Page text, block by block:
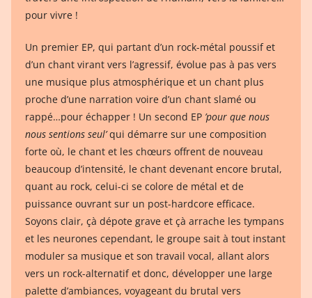
pour vivre !
Un premier EP, qui partant d’un rock-métal poussif et
d’un chant virant vers l’agressif, évolue pas à pas vers
une musique plus atmosphérique et un chant plus
proche d’une narration voire d’un chant slamé ou
rappé…pour échapper ! Un second EP ’pour que nous
nous sentions seul’qui démarre sur une composition
forte où, le chant et les chœurs offrent de nouveau
beaucoup d’intensité, le chant devenant encore brutal,
quant au rock, celui-ci se colore de métal et de
puissance ouvrant sur un post-hardcore efficace.
Soyons clair, çà dépote grave et çà arrache les tympans
et les neurones cependant, le groupe sait à tout instant
moduler sa musique et son travail vocal, allant alors
vers un rock-alternatif et donc, développer une large
palette d’ambiances, voyageant du brutal vers